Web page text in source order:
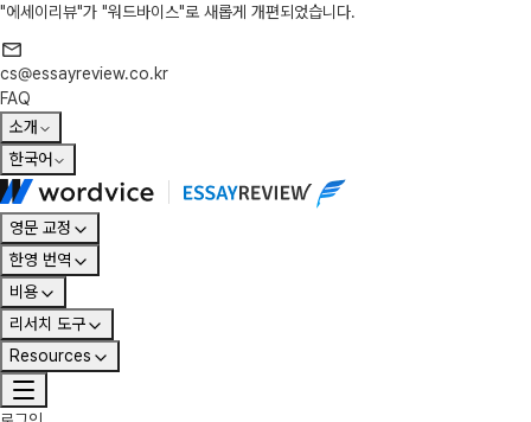
"에세이리뷰"가 "워드바이스"로 새롭게 개편되었습니다.
cs@essayreview.co.kr
FAQ
소개
한국어
영문 교정
한영 번역
비용
리서치 도구
Resources